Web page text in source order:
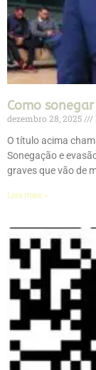
Como
dezembro 28, 2025
O título acima
Sonegação e
graves que vão de
Leia mais »